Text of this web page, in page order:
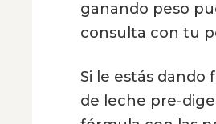
ganando peso
consulta con tu
Si le estás
de leche pre-